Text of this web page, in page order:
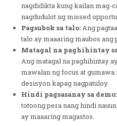
nagdidikta kung kailan mag-
nagdudulot ng missed
Pagsubok sa talo:Ang
talo ay maaaring maubos
Matagal na paghihintay
Ang matagal na paghihintay
mawalan ng focus at gumawa
desisyon kapag nagpatuloy.
Hindi pagsasanay sa demo:
totoong pera nang hindi
ay maaaring magastos.